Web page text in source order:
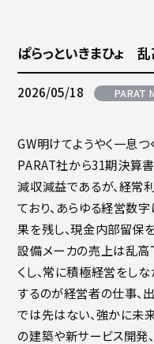
ぱらっといきまひょ
2026/05/18 PARAT
GW明けてようやく一息つ
PARAT社から31期決算
減収減益であるが、経常
ており、あらゆる経営数
果を残し、現金内部留保
設備メーカの売上は乱高
くし、常に積極経営をし
するのが経営者の仕事、
では先はない、強かに未
の建築や新サービス開発